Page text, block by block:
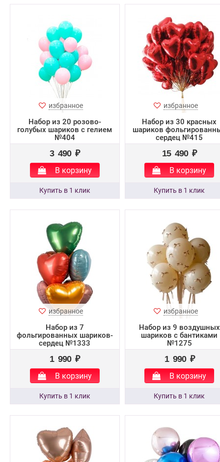
избранное
Набор из 20 розово-
голубых шариков с гелием
№404
3 490 ₽
В корзину
избранное
Набор из 30 красных
шариков
сердец №415
15 490 ₽
В корзину
избранное
Набор из 7
фольгированных шариков-
сердец №1333
1 990 ₽
В корзину
избранное
Набор из 9 воздушных
шариков с бантиками
№1275
1 990 ₽
В корзину